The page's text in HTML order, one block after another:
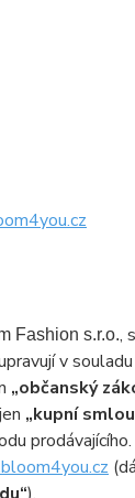
Fashion s.r.o.,
v
„občanský
„kupní